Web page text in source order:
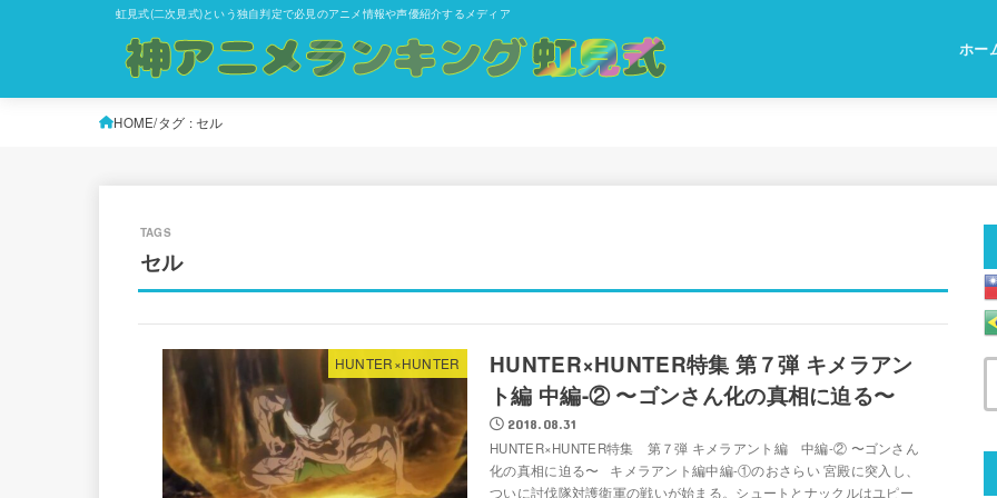
虹見式(二次見式)という独自判定で必見のアニメ情報や声優紹介するメディア
ホー
HOME タグ : セル
セル
HUNTER×HUNTER
HUNTER×HUNTER特集 第７弾 キメラアン
ト編 中編-② 〜ゴンさん化の真相に迫る〜
2018.08.31
HUNTER×HUNTER特集 第７弾 キメラアント編 中編-② 〜ゴンさん
化の真相に迫る〜 キメラアント編中編-①のおさらい 宮殿に突入し、
ついに討伐隊対護衛軍の戦いが始まる。シュートとナックルはユピー